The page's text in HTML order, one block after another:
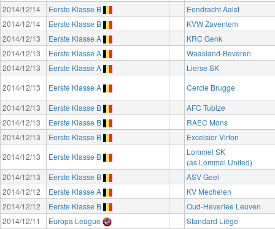
2014/12/14
Eerste Klasse B
Eendracht Aalst
2014/12/14
Eerste Klasse B
KVW Zaventem
2014/12/13
Eerste Klasse A
KRC Genk
2014/12/13
Eerste Klasse A
Waasland-Beveren
2014/12/13
Eerste Klasse A
Lierse SK
2014/12/13
Eerste Klasse A
Cercle Brugge
2014/12/13
Eerste Klasse B
AFC Tubize
2014/12/13
Eerste Klasse B
RAEC Mons
2014/12/13
Eerste Klasse B
Excelsior Virton
2014/12/13
Eerste Klasse B
Lommel SK
(as Lommel United)
2014/12/13
Eerste Klasse B
ASV Geel
2014/12/12
Eerste Klasse A
KV Mechelen
2014/12/12
Eerste Klasse B
Oud-Heverlee Leuven
2014/12/11
Europa League
Standard Liège